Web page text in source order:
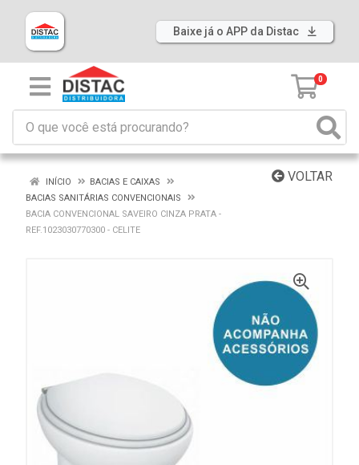
Baixe já o APP da Distac
0
VOLTAR
INÍCIO
BACIAS E CAIXAS
BACIAS SANITÁRIAS CONVENCIONAIS
BACIA CONVENCIONAL SAVEIRO CINZA PRATA -
REF.1023030770300 - CELITE